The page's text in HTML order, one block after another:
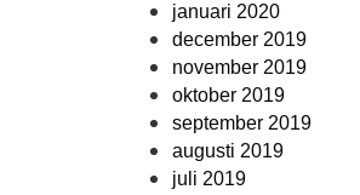
januari 2020
december 2019
november 2019
oktober 2019
september 2019
augusti 2019
juli 2019